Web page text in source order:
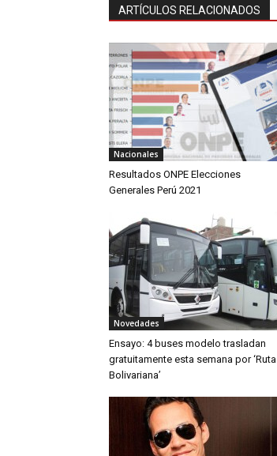
ARTÍCULOS RELACIONADOS
Nacionales
Resultados ONPE Elecciones
Generales Perú 2021
Novedades
Ensayo: 4 buses modelo trasladan
gratuitamente esta semana por ‘Ruta
Bolivariana’